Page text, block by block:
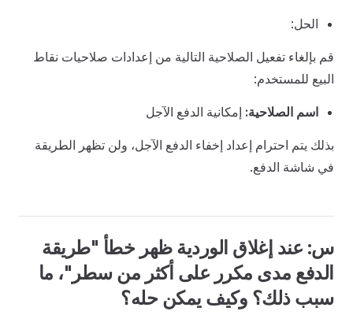
الحل:
قم بإلغاء تفعيل الصلاحية التالية من إعدادات صلاحيات نقاط
البيع للمستخدم:
اسم الصلاحية: إمكانية الدفع الآجل
بذلك يتم احترام إعداد إخفاء الدفع الآجل، ولن تظهر الطريقة
في شاشة الدفع.
س: عند إغلاق الوردية ظهر خطأ "طريقة
الدفع مدى مكرر على أكثر من سطر"، ما
سبب ذلك؟ وكيف يمكن حله؟